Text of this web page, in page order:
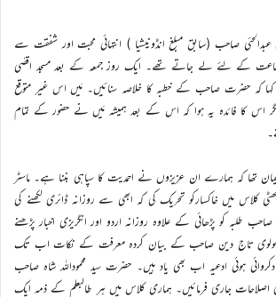
صاحب (سابق مبلغ انڈونیشیا ) انتہائی محبت اور شفقت سے
باجماعت کے لئے لے جاتے تھے۔ ایک روز جمعہ کے بعد مسجد اقصٰی
کہ حضرت صاحب کے خطبہ کا خلاصہ سنائیں۔ مَیں اس غیر متوقع
اس کا فائدہ یہ ہوا کہ اس کے بعد ہمیشہ مَیں نے حضور کے تمام
تھا کہ ہمارے ان عزیزوں نے احمدیت کا سپاہی بننا ہے۔ ماسٹر
کلاس میں خاکسارکو تحریک کی کہ ابھی سے روزانہ ڈائری لکھنے کی
صاحب طلبہ کو پڑھائی کے علاوہ روزانہ اردو اور انگریزی اخبار پڑھنے
مولوی تاج دین صاحب کے بیان کردہ معرفت کے نکات اب تک
ہوئی ادعیہ اب بھی یاد ہیں۔ حضرت سید محموداللہ شاہ صاحب
اصلاحات جاری فرمائیں۔ ہماری کلاس میں ہر طالبعلم کے ذمہ ایک